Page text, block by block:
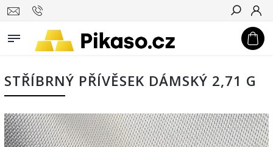
Hledat
STŘÍBRNÝ PŘÍVĚSEK DÁMSKÝ 2,71 G